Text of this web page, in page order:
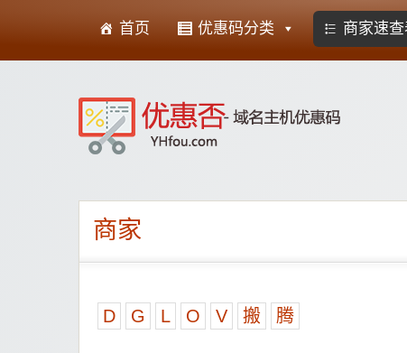
首页 优惠码分类 商家速查
商家
D G L O V 搬 腾